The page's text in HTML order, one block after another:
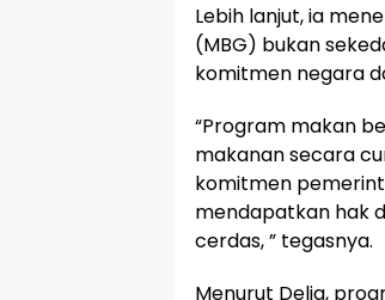
Lebih lanjut, ia
(MBG) bukan
komitmen negara
“Program makan
makanan secara
komitmen
mendapatkan hak
cerdas, ” tegasnya.
Menurut Delia,